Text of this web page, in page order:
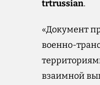
trtrussian.
«Документ
военно-
взаимной